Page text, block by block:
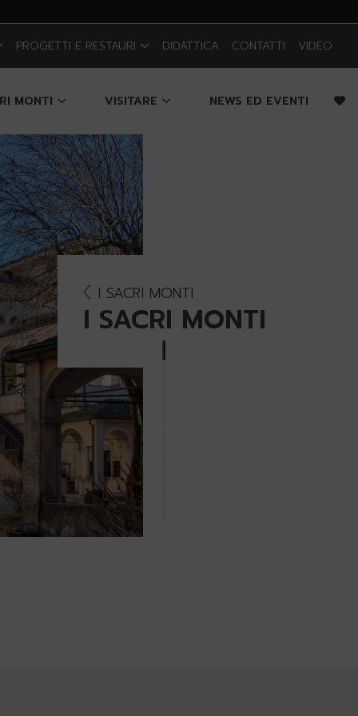
PROGETTI E RESTAURI DIDATTICA CONTATTI VIDEO
MONTI VISITARE NEWS ED EVENTI
I SACRI MONTI
I SACRI MONTI